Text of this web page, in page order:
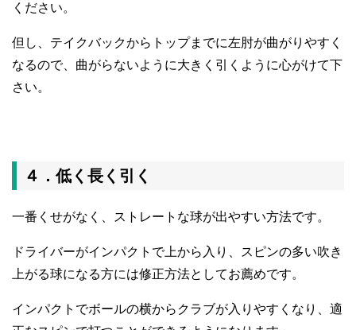
ください。
但し、テイクバックからトップまでに左肘が曲がりやすく
なるので、曲がらないように大きく引くように心がけて下
さい。
４．低く長く引く
一番くせがなく、ストレートな球が出やすい方法です。
ドライバーがインパクトで上から入り、スピンの多い吹き
上がる球になる方には修正方法としてお薦めです。
インパクトでボールの横からクラブが入りやすくなり、適